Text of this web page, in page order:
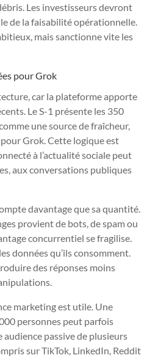
Les investisseurs devront
de la faisabilité opérationnelle.
mais sanctionne vite les
pour Grok
car la plateforme apporte
Le S-1 présente les 350
une source de fraîcheur,
Grok. Cette logique est
à l’actualité sociale peut
aux conversations publiques
davantage que sa quantité.
provient de bots, de spam ou
concurrentiel se fragilise.
données qu’ils consomment.
des réponses moins
marketing est utile. Une
personnes peut parfois
audience passive de plusieurs
sur TikTok, LinkedIn, Reddit